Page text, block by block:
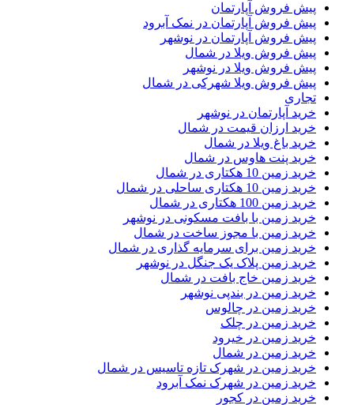
پیش فروش آپارتمان
پیش فروش آپارتمان در نمک آبرود
پیش فروش آپارتمان در نوشهر
پیش فروش ویلا در شمال
پیش فروش ویلا در نوشهر
پیش فروش ویلا شهرکی در شمال
تجاری
خرید آپارتمان در نوشهر
خرید ارزان قیمت در شمال
خرید باغ ویلا در شمال
خرید پنت هاوس در شمال
خرید زمین 10 هکتاری در شمال
خرید زمین 10 هکتاری ساحلی در شمال
خرید زمین 100 هکتاری در شمال
خرید زمین با بافت مسکونی در نوشهر
خرید زمین با مجوز ساخت در شمال
خرید زمین برای سرمایه گذاری در شمال
خرید زمین پلاک یک جنگل در نوشهر
خرید زمین خاج بافت در شمال
خرید زمین در بندپی نوشهر
خرید زمین در چالوس
خرید زمین در چلک
خرید زمین در خیرود
خرید زمین در شمال
خرید زمین در شهرک تازه تاسیس در شمال
خرید زمین در شهرک نمک آبرود
خرید زمین در کجور